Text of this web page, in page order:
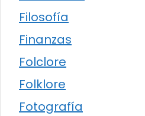
Filosofía
Finanzas
Folclore
Folklore
Fotografía